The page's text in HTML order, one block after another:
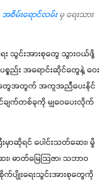
အစိမ်းရောင်လမ်းမှ ရေးသား
သွင်းအားစုတွေ သွားဝယ်ဖို့
ပစ္စည်း အရောင်းဆိုင်တွေနဲ့ ဝေး
းတွေအတွက် အကူအညီပေးနိုင်
ျက်တစ်ခုကို မျှဝေပေးလိုက်
မှာဆိုရင် ပေါင်းသတ်ဆေး၊ မှို
ဓာတ်မြေသြဇာ၊ သဘာဝ
စိုက်ပျိုးရေးသွင်းအားစုတွေကို